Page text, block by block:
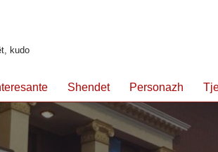
kudo
Shendet Personazh